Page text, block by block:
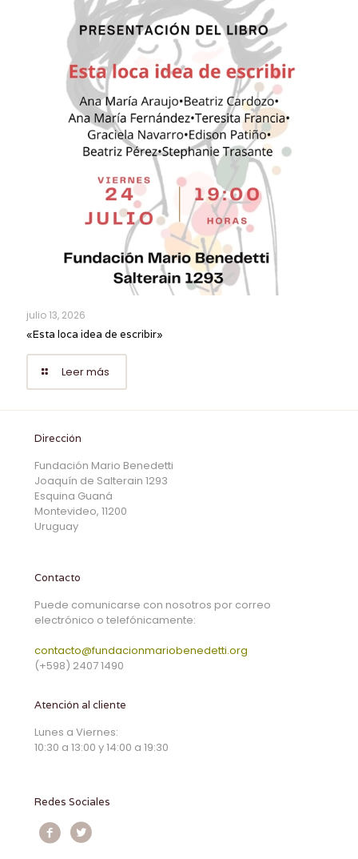
julio 13, 2026
«Esta loca idea de escribir»
Leer más
Dirección
Fundación Mario Benedetti
Joaquín de Salterain 1293
Esquina Guaná
Montevideo, 11200
Uruguay
Contacto
Puede comunicarse con nosotros por correo
electrónico o telefónicamente:
contacto@fundacionmariobenedetti.org
(+598) 2407 1490
Atención al cliente
Lunes a Viernes:
10:30 a 13:00 y 14:00 a 19:30
Redes Sociales